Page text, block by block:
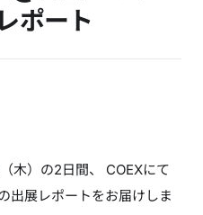
ポート
木）の2日間、 COEXにて
出展レポートをお届けしま